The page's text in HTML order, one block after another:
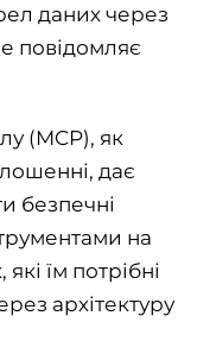
даних через
повідомляє
(MCP), як
дає
безпечні
на
їм потрібні
архітектуру